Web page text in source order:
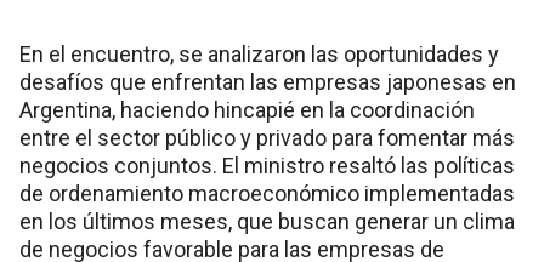
En el encuentro, se analizaron las oportunidades y
desafíos que enfrentan las empresas japonesas en
Argentina, haciendo hincapié en la coordinación
entre el sector público y privado para fomentar más
negocios conjuntos. El ministro resaltó las políticas
de ordenamiento macroeconómico implementadas
en los últimos meses, que buscan generar un clima
de negocios favorable para las empresas de